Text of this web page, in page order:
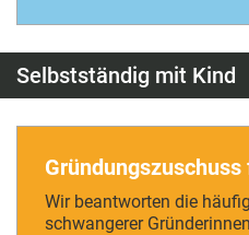
Selbstständig mit Kind
Wir beantworten die
schwangerer Gründerinnen